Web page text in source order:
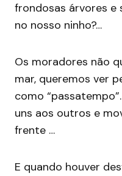
frondosas árvores e
no nosso ninho?…
Os moradores não
mar, queremos ver
como
uns aos outros e
frente …
E quando houver